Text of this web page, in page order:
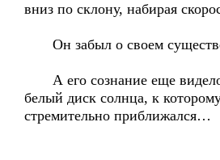
вниз по склону, набирая
Он забыл о своем
А его сознание еще
белый диск солнца, к
стремительно приближался…